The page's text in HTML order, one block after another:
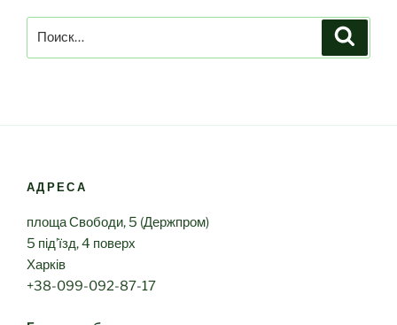
АДРЕСА
площа Свободи, 5 (Держпром)
5 під’їзд, 4 поверх
Харків
+38-099-092-87-17